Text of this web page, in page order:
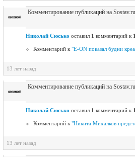
Комментирование публикаций на Sostav.ru
Николай Сюсько оставил 1 комментарий к 1
Комментарий к "E-ON показал будни
13 лет назад
Комментирование публикаций на Sostav.ru
Николай Сюсько оставил 1 комментарий к 1
Комментарий к "Никита Михалков
13 лет назад